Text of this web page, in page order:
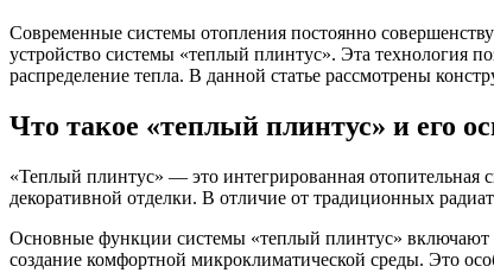
Современные системы отопления постоянно
устройство системы «теплый плинтус». Эта технология
распределение тепла. В данной статье рассмотрены
Что такое «теплый плинтус» и его
«Теплый плинтус» — это интегрированная отопительная
декоративной отделки. В отличие от традиционных
Основные функции системы «теплый плинтус» включают
создание комфортной микроклиматической среды. Это